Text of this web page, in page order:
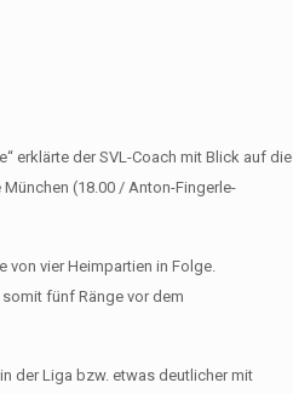
erklärte der SVL-Coach mit Blick auf die
(18.00 / Anton-Fingerle-
vier Heimpartien in Folge.
fünf Ränge vor dem
der Liga bzw. etwas deutlicher mit